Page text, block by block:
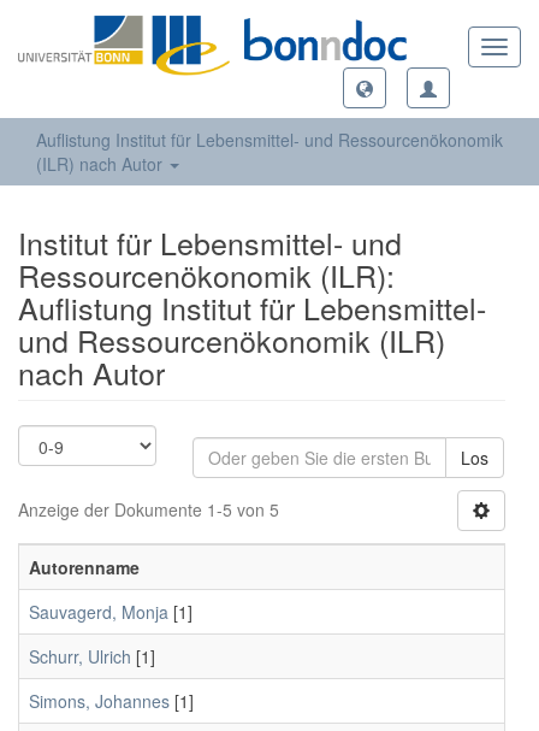
Auflistung Institut für Lebensmittel- und Ressourcenökonomik
(ILR) nach Autor
Institut für Lebensmittel- und
Ressourcenökonomik (ILR):
Auflistung Institut für Lebensmittel-
und Ressourcenökonomik (ILR)
nach Autor
Los
Anzeige der Dokumente 1-5 von 5
Autorenname
Sauvagerd, Monja [1]
Schurr, Ulrich [1]
Simons, Johannes [1]